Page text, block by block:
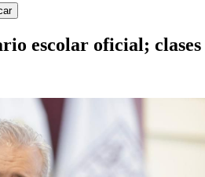
escolar oficial;